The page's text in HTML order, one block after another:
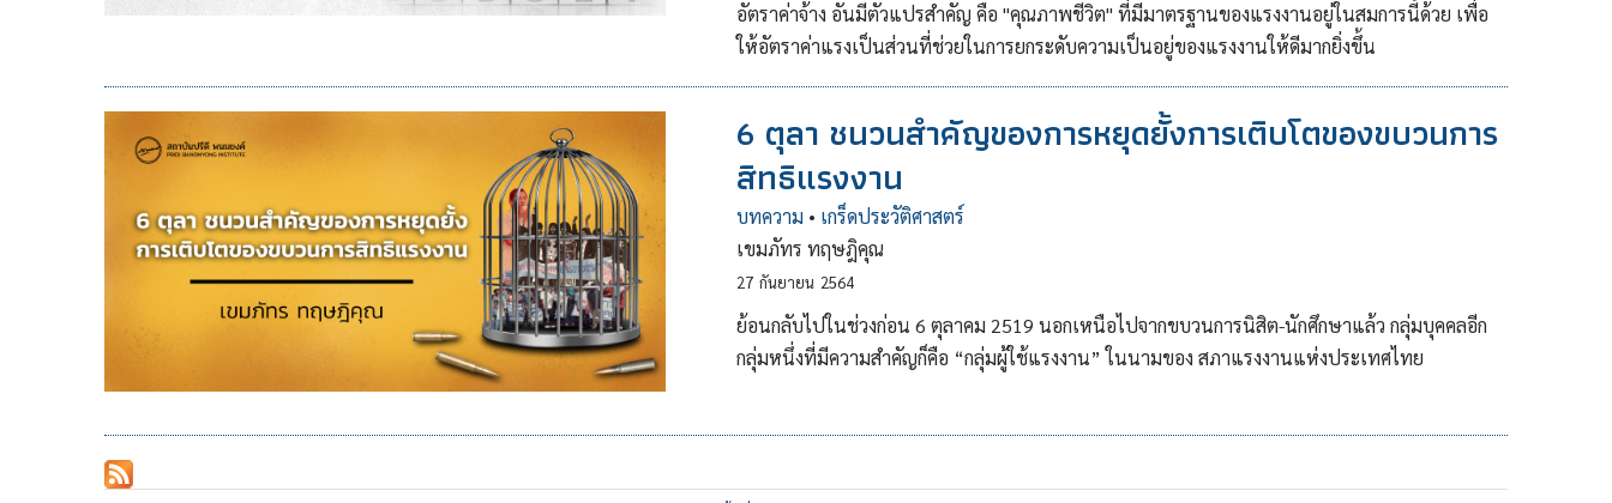
อัตราค่าจ้าง อันมีตัวแปรสำคัญ คือ "คุณภาพชีวิต" ที่มีมาตรฐานของแรงงานอยู่ในสมการนี้ด้วย เพื่อ
ให้อัตราค่าแรงเป็นส่วนที่ช่วยในการยกระดับความเป็นอยู่ของแรงงานให้ดีมากยิ่งขึ้น
6 ตุลา ชนวนสำคัญของการหยุดยั้งการเติบโตของขบวนการ
สิทธิแรงงาน
บทความ • เกร็ดประวัติศาสตร์
เขมภัทร ทฤษฎิคุณ
27 กันยายน 2564
ย้อนกลับไปในช่วงก่อน 6 ตุลาคม 2519 นอกเหนือไปจากขบวนการนิสิต-นักศึกษาแล้ว กลุ่มบุคคลอีก
กลุ่มหนึ่งที่มีความสำคัญก็คือ “กลุ่มผู้ใช้แรงงาน” ในนามของ สภาแรงงานแห่งประเทศไทย